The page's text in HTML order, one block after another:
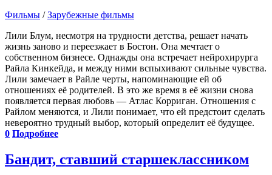
Фильмы /Зарубежные фильмы
Лили Блум, несмотря на трудности детства, решает начать
жизнь заново и переезжает в Бостон. Она мечтает о
собственном бизнесе. Однажды она встречает нейрохирурга
Райла Кинкейда, и между ними вспыхивают сильные чувства.
Лили замечает в Райле черты, напоминающие ей об
отношениях её родителей. В это же время в её жизни снова
появляется первая любовь — Атлас Корриган. Отношения с
Райлом меняются, и Лили понимает, что ей предстоит сделать
невероятно трудный выбор, который определит её будущее.
0 Подробнее
Бандит, ставший старшеклассником